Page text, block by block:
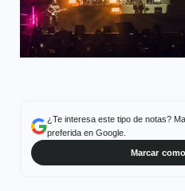
¿Te interesa este tipo de notas?
preferida en Google.
Marcar